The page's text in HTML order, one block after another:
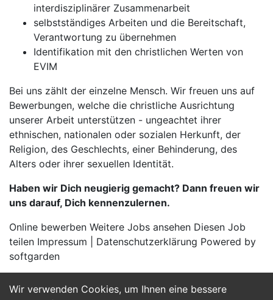
Wir verwenden Cookies, um Ihnen eine bessere
interdisziplinärer Zusammenarbeit
selbstständiges Arbeiten und die Bereitschaft,
Verantwortung zu übernehmen
Identifikation mit den christlichen Werten von
EVIM
Bei uns zählt der einzelne Mensch. Wir freuen uns auf
Bewerbungen, welche die christliche Ausrichtung
unserer Arbeit unterstützen - ungeachtet ihrer
ethnischen, nationalen oder sozialen Herkunft, der
Religion, des Geschlechts, einer Behinderung, des
Alters oder ihrer sexuellen Identität.
Haben wir Dich neugierig gemacht? Dann freuen wir
uns darauf, Dich kennenzulernen.
Online bewerben Weitere Jobs ansehen Diesen Job
teilen Impressum | Datenschutzerklärung Powered by
softgarden